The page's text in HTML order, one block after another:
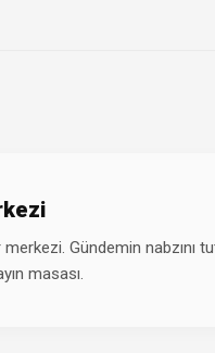
Gündemin nabzını
masası.